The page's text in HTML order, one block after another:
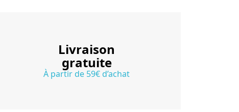
Livraison
gratuite
À partir de 59€ d’achat